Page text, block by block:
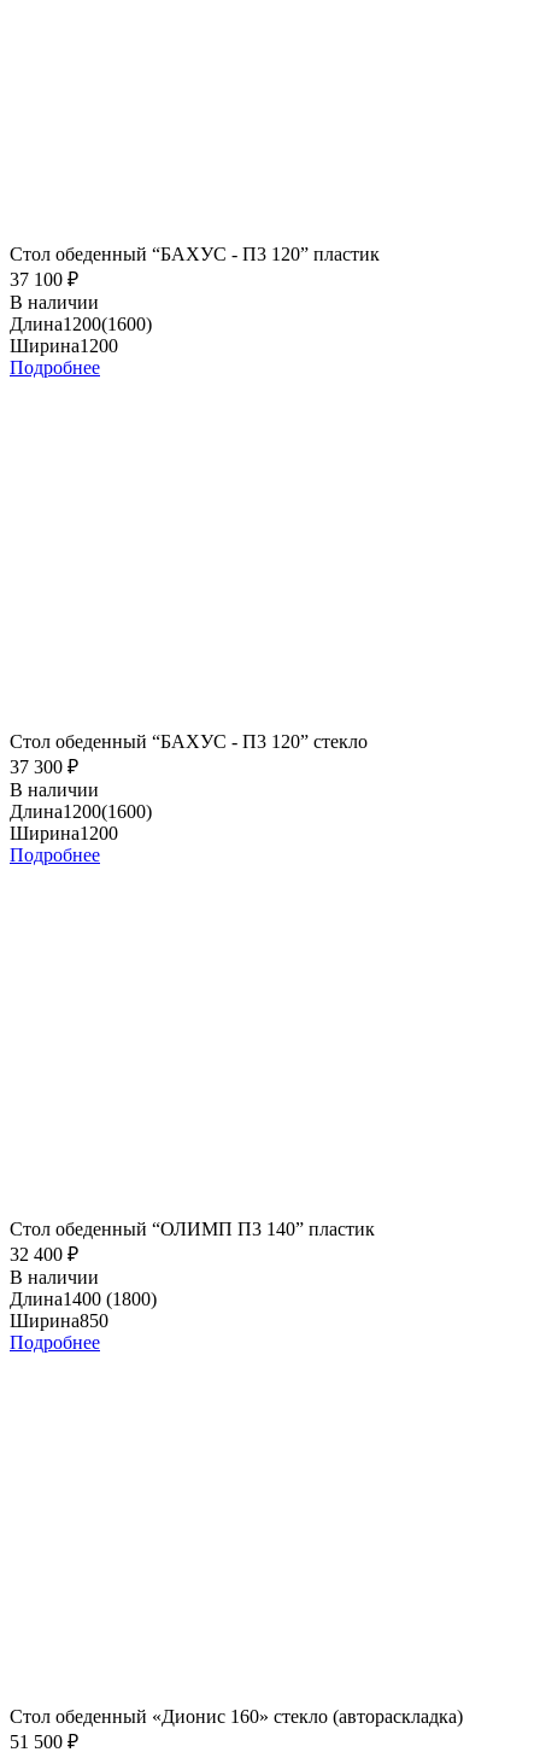
Стол обеденный “БАХУС - П3 120” пластик
37 100 ₽
В наличии
Длина1200(1600)
Ширина1200
Подробнее
Стол обеденный “БАХУС - П3 120” стекло
37 300 ₽
В наличии
Длина1200(1600)
Ширина1200
Подробнее
Стол обеденный “ОЛИМП П3 140” пластик
32 400 ₽
В наличии
Длина1400 (1800)
Ширина850
Подробнее
Стол обеденный «Дионис 160» стекло (автораскладка)
51 500 ₽